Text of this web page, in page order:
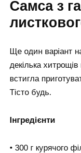
Самса з
Ще один варіант
декілька
встигла
Тісто будь.
Інгредієнти
• 300 г курячого